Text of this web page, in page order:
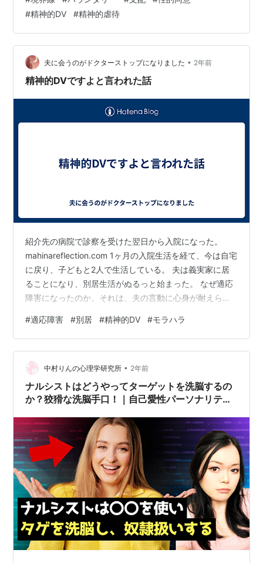
ような概念とも関わりがありますね。 この自他境界とい
う概念は人間が先天的に獲得しているようなものではな
く、生きていく中で後天的に獲得していくもので、多く
の人が自他境界が曖昧なまま生きているのが実情です。
人間関係やコミュニケーションにおいて非常に重要な高
度な社会的認知能力であり、自他境界の曖昧さ…
#精神的DV #精神的虐待
夫に会うのがドクターストップになりました • 2年前
精神的DVですよと言われた話
紹介先の病院で診察を受けた翌日から入院になった。
mahinareflection.com 1ヶ月の入院生活を経て、今は自宅
に戻り、子どもと2人で生活している。 夫は義実家に居
ることになり、別居生活がぬるっと始まった。 なぜ適応
障害になったのか。それは、夫の言動に心身が耐えられ
ですよ」と病院で指摘を受け、なんとも言えないヘナヘ
ナと体の力が抜けるような感覚を覚えている。 私の過去
のことを、「DVでしたね」と勝手に総括されたような、
やるせない気持ち。 一方で、辛かったことを理解してく
れ、私のことが日の目に当たった安堵感。 ２つの感情が
渦巻いた結果…
#適応障害 #別居 #精神的DV #モラハラ
中村りんの心理学研究所 • 2年前
ナルシストはどうやってターゲットを洗脳するの
か？狡猾な洗脳手口！｜自己愛性パーソナリティ